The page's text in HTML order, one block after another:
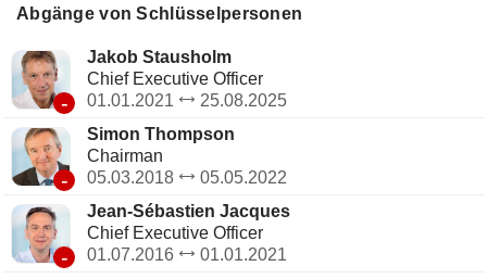
(1,6 %) und Sonstige (2,8 %).
Abgänge von Schlüsselpersonen
-
Jakob Stausholm
Chief Executive Officer
01.01.2021
25.08.2025
-
Simon Thompson
Chairman
05.03.2018
05.05.2022
-
Jean-Sébastien Jacques
Chief Executive Officer
01.07.2016
01.01.2021